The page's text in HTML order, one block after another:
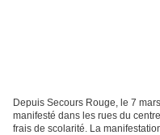
Depuis Secours Rouge, le 7
manifesté dans les rues du
frais de scolarité. La